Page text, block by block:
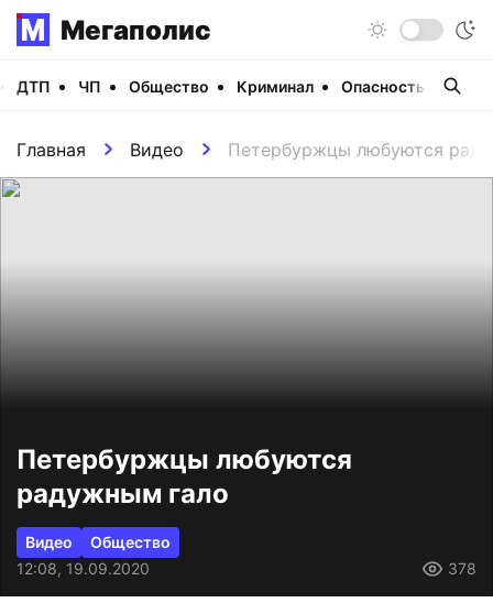
Мегаполис
ДТП ЧП Общество Криминал Опасность
Главная Видео Петербуржцы любуются
Петербуржцы любуются
радужным гало
Видео
Общество
12:08, 19.09.2020
378